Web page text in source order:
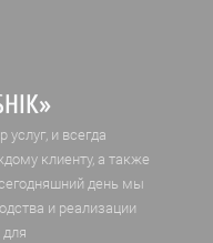
и всегда
клиенту, а также
день мы
и реализации